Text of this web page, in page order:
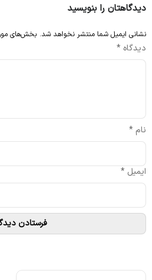
دیدگاهتان را بنویسید
نشانی ایمیل شما منتشر نخواهد شد. بخش‌های
دیدگاه *
نام *
ایمیل *